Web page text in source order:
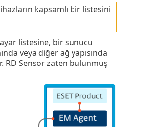
kapsamlı bir listesini
listesine, bir sunucu
veya diğer ağ yapısında
RD Sensor zaten bulunmuş